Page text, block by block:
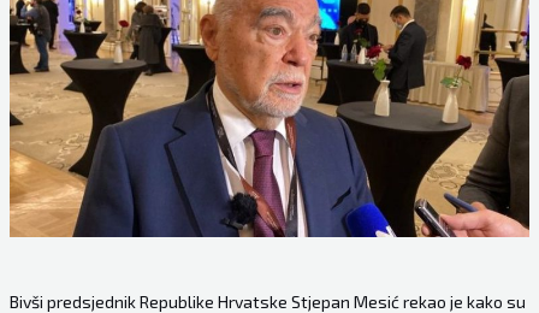
Bivši predsjednik Republike Hrvatske Stjepan Mesić rekao je kako su